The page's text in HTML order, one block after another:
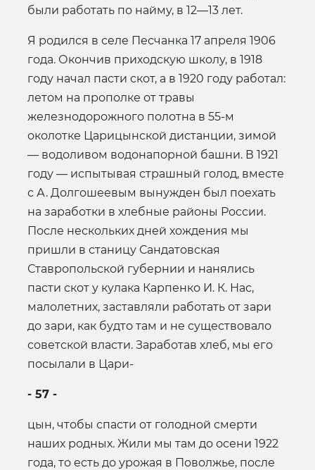
были работать по найму, в 12—13 лет.
Я родился в селе Песчанка 17 апреля 1906
года. Окончив приходскую школу, в 1918
году начал пасти скот, а в 1920 году работал:
летом на прополке от травы
железнодорожного полотна в 55-м
околотке Царицынской дистанции, зимой
— водоливом водонапорной башни. В 1921
году — испытывая страшный голод, вместе
с А. Долгошеевым вынужден был поехать
на заработки в хлебные районы России.
После нескольких дней хождения мы
пришли в станицу Сандатовская
Ставропольской губернии и на­нялись
пасти скот у кулака Карпенко И. К. Нас,
малолетних, заставляли работать от зари
до зари, как будто там и не существо­вало
советской власти. Заработав хлеб, мы его
посылали в Цари-­
- 57 -
цын, чтобы спасти от голодной смерти
наших родных. Жили мы там до осени 1922
года, то есть до урожая в Поволжье, после